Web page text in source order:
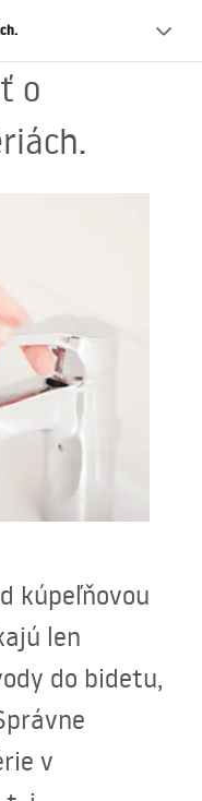
o
kúpeľňovou
len
do bidetu,
v